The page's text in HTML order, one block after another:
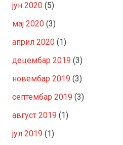
јун 2020 (5)
мај 2020 (3)
април 2020 (1)
децембар 2019 (3)
новембар 2019 (3)
септембар 2019 (3)
август 2019 (1)
јул 2019 (1)